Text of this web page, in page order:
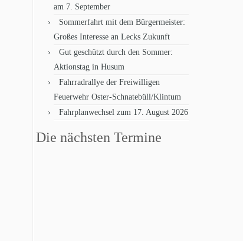
am 7. September
Sommerfahrt mit dem Bürgermeister:
Großes Interesse an Lecks Zukunft
Gut geschützt durch den Sommer:
Aktionstag in Husum
Fahrradrallye der Freiwilligen
Feuerwehr Oster-Schnatebüll/Klintum
Fahrplanwechsel zum 17. August 2026
Die nächsten Termine